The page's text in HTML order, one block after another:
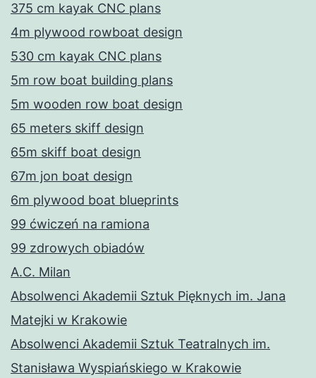
375 cm kayak CNC plans
4m plywood rowboat design
530 cm kayak CNC plans
5m row boat building plans
5m wooden row boat design
65 meters skiff design
65m skiff boat design
67m jon boat design
6m plywood boat blueprints
99 ćwiczeń na ramiona
99 zdrowych obiadów
A.C. Milan
Absolwenci Akademii Sztuk Pięknych im. Jana
Matejki w Krakowie
Absolwenci Akademii Sztuk Teatralnych im.
Stanisława Wyspiańskiego w Krakowie